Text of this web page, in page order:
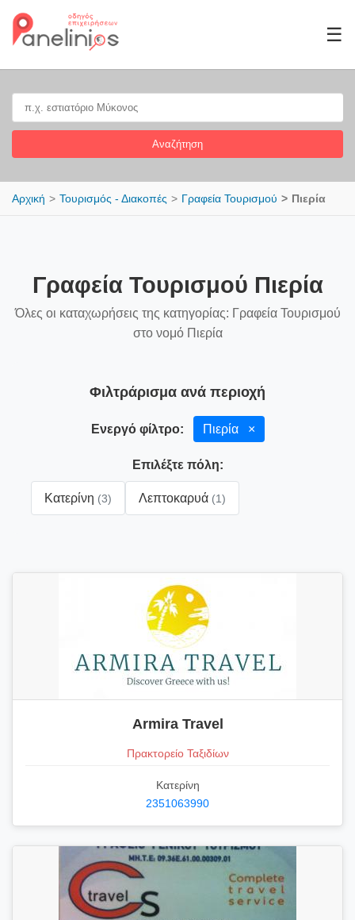
☰
Αναζήτηση
Αρχική Τουρισμός - Διακοπές Γραφεία Τουρισμού Πιερία
Γραφεία Τουρισμού Πιερία
Όλες οι καταχωρήσεις της κατηγορίας: Γραφεία Τουρισμού
στο νομό Πιερία
Φιλτράρισμα ανά περιοχή
Ενεργό φίλτρο: Πιερία ×
Επιλέξτε πόλη:
Κατερίνη (3) Λεπτοκαρυά (1)
Armira Travel
Πρακτορείο Ταξιδίων
Κατερίνη
2351063990